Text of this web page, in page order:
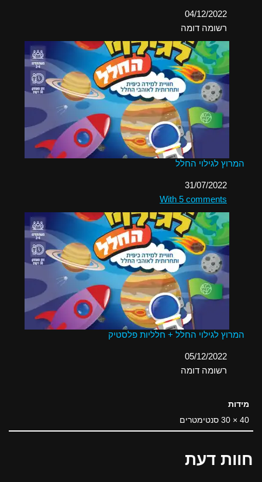
תאריך04/12/2022
בהקשר ל-
רשומה דומה
המרוץ לגילוי החלל
תאריך31/07/2022
בהקשר ל-
With 5 comments
המרוץ לגילוי החלל + חלליות פלסטיק
תאריך05/12/2022
בהקשר ל-
רשומה דומה
מידות
40 × 30 סנטימטרים
חוות דעת